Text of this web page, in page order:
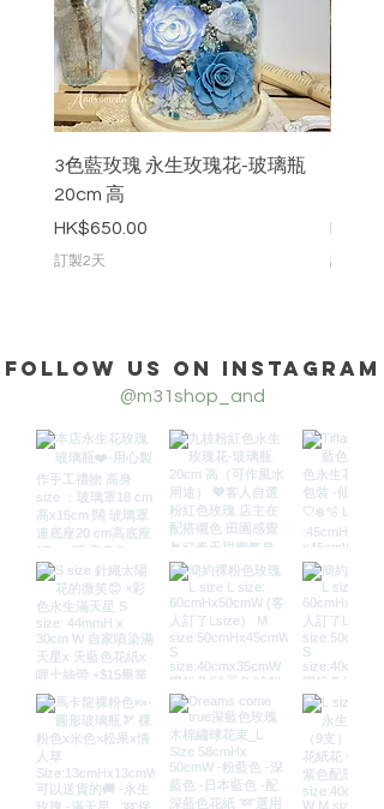
3色藍玫瑰 永生玫瑰花-玻璃瓶
20cm 高
價格
HK$650.00
訂製2天
價格
訂製2天
Follow us on Instagram
@m31shop_and